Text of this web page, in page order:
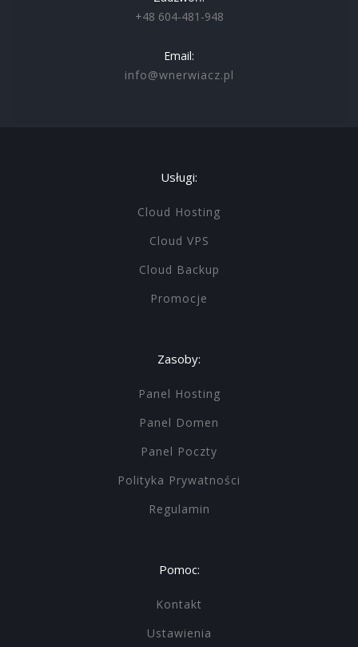
+48 604-481-948
Email:
info@wnerwiacz.pl
Usługi:
Cloud Hosting
Cloud VPS
Cloud Backup
Promocje
Zasoby:
Panel Hosting
Panel Domen
Panel Poczty
Polityka Prywatności
Regulamin
Pomoc:
Kontakt
Ustawienia